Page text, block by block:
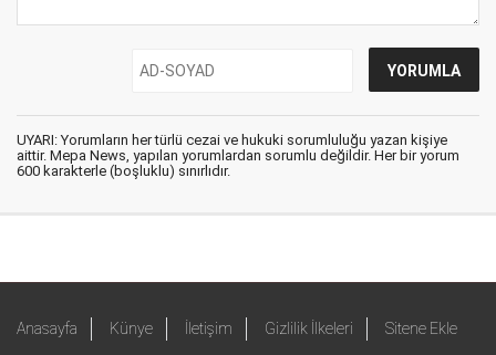
UYARI: Yorumların her türlü cezai ve hukuki sorumluluğu yazan kişiye
aittir. Mepa News, yapılan yorumlardan sorumlu değildir. Her bir yorum
600 karakterle (boşluklu) sınırlıdır.
Anasayfa Künye İletişim Gizlilik İlkeleri Sitene Ekle